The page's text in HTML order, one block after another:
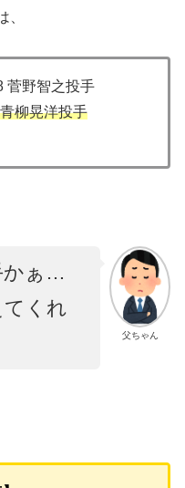
、
菅野智之投手
青柳晃洋投手
父ちゃん
かぁ…
くれ